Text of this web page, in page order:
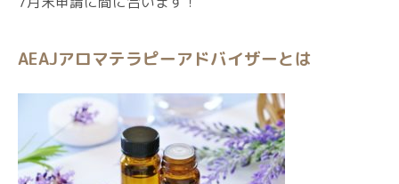
AEAJアロマテラピーアドバイザーとは